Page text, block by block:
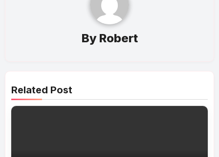
By Robert
Related Post